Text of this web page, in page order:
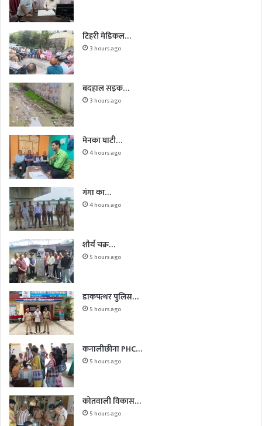
टिहरी मेडिकल…
3 hours ago
बदहाल सड़क…
3 hours ago
मेनका घाटी…
4 hours ago
गंगा का…
4 hours ago
शौर्य चक्र…
5 hours ago
डाकपत्थर पुलिस…
5 hours ago
कनालीछीना PHC…
5 hours ago
कोतवाली विकास…
5 hours ago